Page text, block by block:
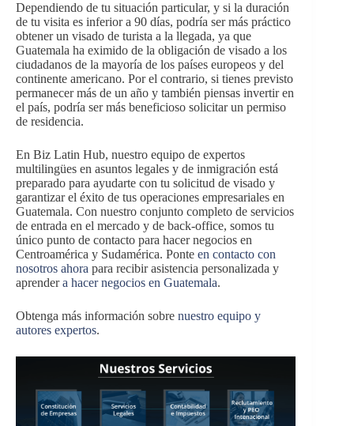
Dependiendo de tu situación particular, y si la duración
de tu visita es inferior a 90 días, podría ser más práctico
obtener un visado de turista a la llegada, ya que
Guatemala ha eximido de la obligación de visado a los
ciudadanos de la mayoría de los países europeos y del
continente americano. Por el contrario, si tienes previsto
permanecer más de un año y también piensas invertir en
el país, podría ser más beneficioso solicitar un permiso
de residencia.
En Biz Latin Hub, nuestro equipo de expertos
multilingües en asuntos legales y de inmigración está
preparado para ayudarte con tu solicitud de visado y
garantizar el éxito de tus operaciones empresariales en
Guatemala. Con nuestro conjunto completo de servicios
de entrada en el mercado y de back-office, somos tu
único punto de contacto para hacer negocios en
Centroamérica y Sudamérica. Ponte en contacto con
nosotros ahora para recibir asistencia personalizada y
aprendera hacer negocios en Guatemala.
Obtenga más información sobre nuestro equipo y
autores expertos.